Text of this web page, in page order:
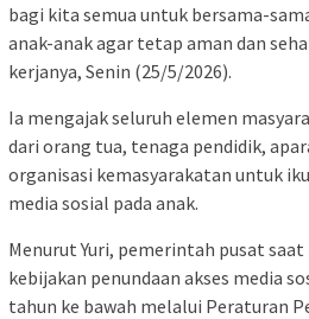
bagi kita semua untuk bersama-
anak-anak agar tetap aman dan
kerjanya, Senin (25/5/2026).
Ia mengajak seluruh elemen
dari orang tua, tenaga pendidik,
organisasi kemasyarakatan untuk
media sosial pada anak.
Menurut Yuri, pemerintah pusat
kebijakan penundaan akses media
tahun ke bawah melalui Peraturan